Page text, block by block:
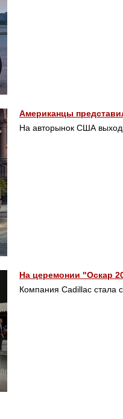
Американцы
На авторынок США
На церемонии "Оскар
Компания Cadillac стала